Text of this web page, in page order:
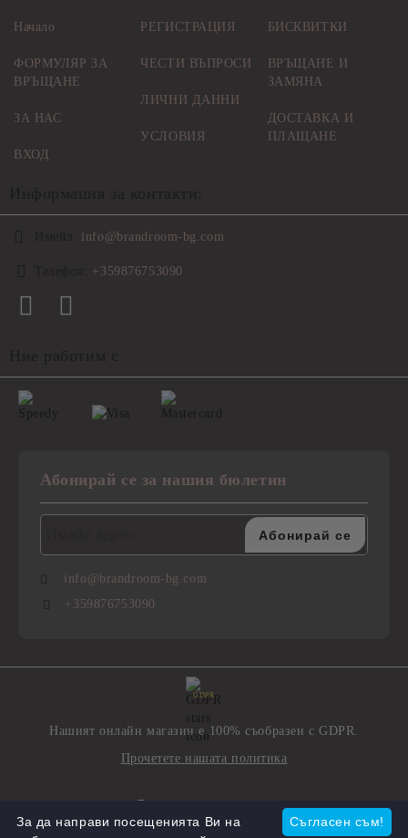
Начало
ФОРМУЛЯР ЗА
ВРЪЩАНЕ
ЗА НАС
ВХОД
РЕГИСТРАЦИЯ
ЧЕСТИ ВЪПРОСИ
ЛИЧНИ ДАННИ
УСЛОВИЯ
БИСКВИТКИ
ВРЪЩАНЕ И
ЗАМЯНА
ДОСТАВКА И
ПЛАЩАНЕ
info@brandroom-bg.com
+359876753090
Абонирай се за нашия бюлетин
info@brandroom-bg.com
+359876753090
GDPR
Нашият онлайн магазин е 100% съобразен с GDPR.
Прочетете нашата политика
Съгласен съм!
За да направи посещенията Ви на